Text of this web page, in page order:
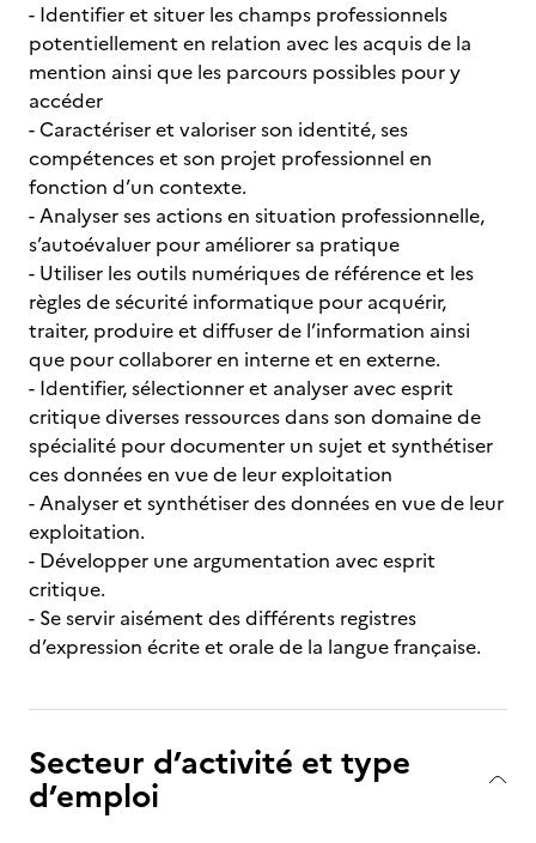
- Identifier et situer les champs professionnels
potentiellement en relation avec les acquis de la
mention ainsi que les parcours possibles pour y
accéder
- Caractériser et valoriser son identité, ses
compétences et son projet professionnel en
fonction d’un contexte.
- Analyser ses actions en situation professionnelle,
s’autoévaluer pour améliorer sa pratique
- Utiliser les outils numériques de référence et les
règles de sécurité informatique pour acquérir,
traiter, produire et diffuser de l’information ainsi
que pour collaborer en interne et en externe.
- Identifier, sélectionner et analyser avec esprit
critique diverses ressources dans son domaine de
spécialité pour documenter un sujet et synthétiser
ces données en vue de leur exploitation
- Analyser et synthétiser des données en vue de leur
exploitation.
- Développer une argumentation avec esprit
critique.
- Se servir aisément des différents registres
d’expression écrite et orale de la langue française.
Secteur d’activité et type
d’emploi